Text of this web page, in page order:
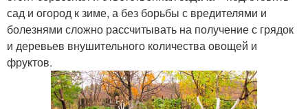
сад и огород к зиме, а без борьбы с вредителями и
болезнями сложно рассчитывать на получение с грядок
и деревьев внушительного количества овощей и
фруктов.